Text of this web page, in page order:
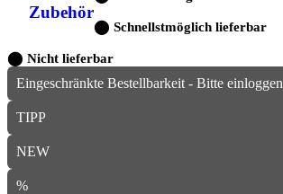
Zubehör
⬤ Schnellstmöglich lieferbar
⬤ Nicht lieferbar
Eingeschränkte Bestellbarkeit - Bitte einloggen
TIPP
NEW
%